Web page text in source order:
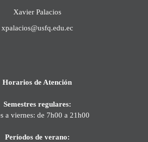
Xavier Palacios
xpalacios@usfq.edu.ec
Horarios de Atención
Semestres regulares:
a viernes: de 7h00 a 21h00
Períodos de verano: